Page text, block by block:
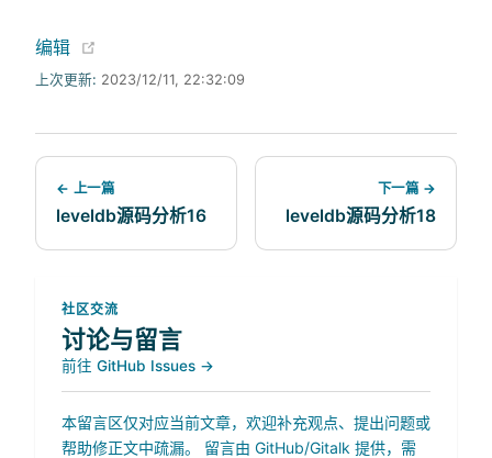
编辑
上次更新: 2023/12/11, 22:32:09
← 上一篇
leveldb源码分析16
下一篇 →
leveldb源码分析18
社区交流
讨论与留言
前往 GitHub Issues →
本留言区仅对应当前文章，欢迎补充观点、提出问题或
帮助修正文中疏漏。 留言由 GitHub/Gitalk 提供，需